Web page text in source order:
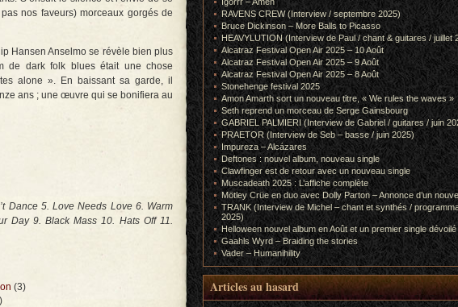
nos faveurs) morceaux gorgés de
Hansen Anselmo se révèle bien plus
de dark folk blues était une chose
alone ». En baissant sa garde, il
ans ; une œuvre qui se bonifiera au
Dance 5. Love Needs Love 6. Warm
Day 9. Black Mass 10. Hats Off 11.
(3)
RAVENS CREW (Interview / septembre 2025)
Bruce Dickinson – More Balls to Picasso
HEAVYLUTION (Interview de Paul / chant & guitares / juillet
Alcatraz Festival Open Air 2025 – 10 Août
Alcatraz Festival Open Air 2025 – 9 Août
Alcatraz Festival Open Air 2025 – 8 Août
Stonehenge festival 2025
Amon Amarth sort un nouveau titre, « We rules the waves »
Seth reprend un morceau de Serge Gainsbourg
GABRIEL PALMIERI (Interview de Gabriel / guitares / juin
PRAETOR (Interview de Seb – basse / juin 2025)
Impureza – Alcázares
Deftones : nouvel album, nouveau single
Clawfinger est de retour avec un nouveau single
Muscadeath 2025 : L’affiche complète
Mötley Crüe en duo avec Dolly Parton – Annonce d’un
TRANK (Interview de Michel – chant et synthés /
2025)
Helloween nouvel album en Août et un premier single dévoilé
Gaahls Wyrd – Braiding the stories
Vader – Humanihility
Articles au hasard